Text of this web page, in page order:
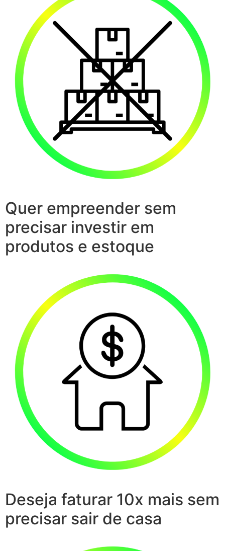
Quer empreender sem
precisar investir em
produtos e estoque
Deseja faturar 10x mais sem
precisar sair de casa